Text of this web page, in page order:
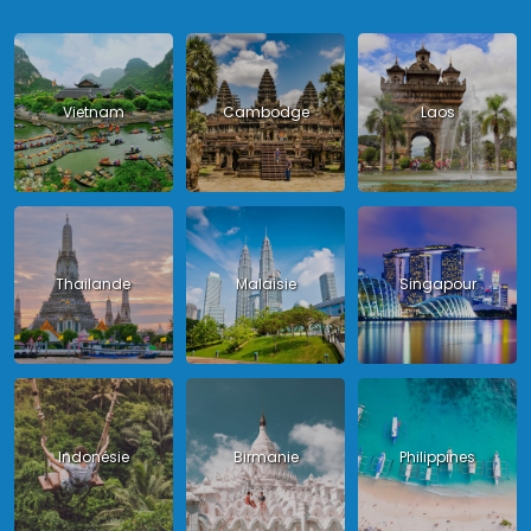
Vietnam Cambodge Laos
Thailande Malaisie Singapour
Indonésie Birmanie Philippines